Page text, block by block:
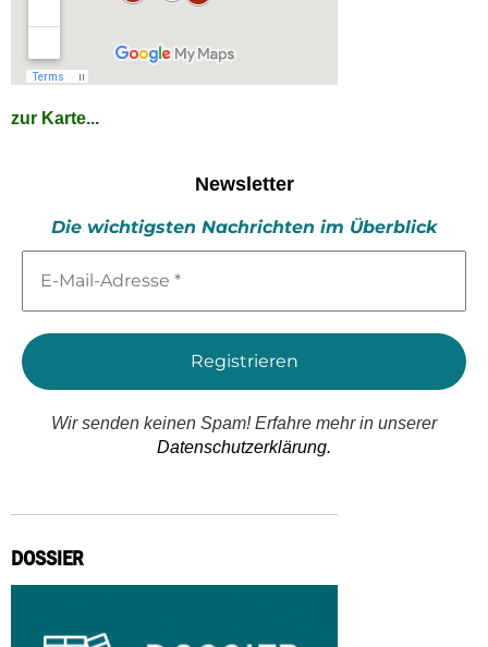
zur Karte...
Newsletter
Die wichtigsten Nachrichten im Überblick
Mail-
*
Wir senden keinen Spam! Erfahre mehr in unserer
Datenschutzerklärung.
DOSSIER